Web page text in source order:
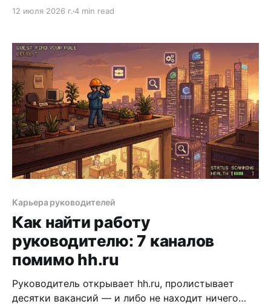
молчание рекрутера. Разбираем пять типовых
ситуаций и даём готовые тексты, которые можно
скопировать под свой случай. Общие правила
простые. Одно сообщение — одна цель.
12 июля 2026 г. 4 min read
Карьера руководителей
Как найти работу
руководителю: 7 каналов
помимо hh.ru
Руководитель открывает hh.ru, пролистывает
десятки вакансий — и либо не находит ничего